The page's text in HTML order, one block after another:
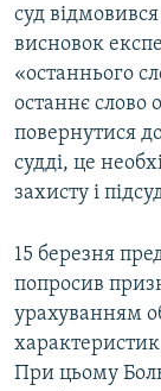
суд
висновок
«останнього
останнє слово
повернутися
судді, це
захисту і
15 березня
попросив
урахуванням
При цьому